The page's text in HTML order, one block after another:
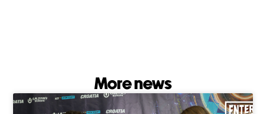
More news